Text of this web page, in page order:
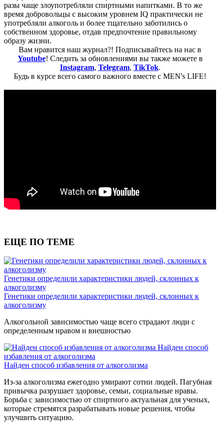
разы чаще злоупотребляли спиртными напитками. В то же
время добровольцы с высоким уровнем IQ практически не
употребляли алкоголь и более тщательно заботились о
собственном здоровье, отдав предпочтение правильному
образу жизни.
Вам нравится наш журнал?! Подписывайтесь на нас в
Youtube! Следить за обновлениями вы также можете в
Instagram, Telegram, TikTok.
Будь в курсе всего самого важного вместе с MEN's LIFE!
ЕЩЕ ПО ТЕМЕ
Генетики определили характеристики людей, склонных к
алкоголизму
Генетики определили характеристики людей, склонных к
алкоголизму
Алкогольной зависимостью чаще всего страдают люди с
определенным нравом и внешностью
Найден способ
избавления от алкоголизма
Найден способ избавления от алкоголизма
Из-за алкоголизма ежегодно умирают сотни людей. Пагубная
привычка разрушает здоровье, семьи, социальные нравы.
Борьба с зависимостью от спиртного актуальная для ученых,
которые стремятся разрабатывать новые решения, чтобы
улучшить ситуацию.